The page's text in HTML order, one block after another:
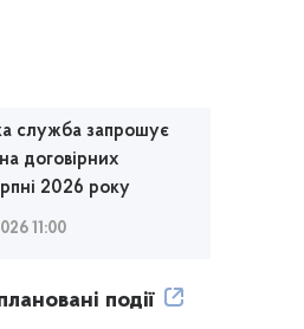
служба запрошує
договірних
2026 року
11:00
події